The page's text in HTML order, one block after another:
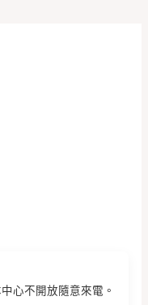
心不開放隨意來電。